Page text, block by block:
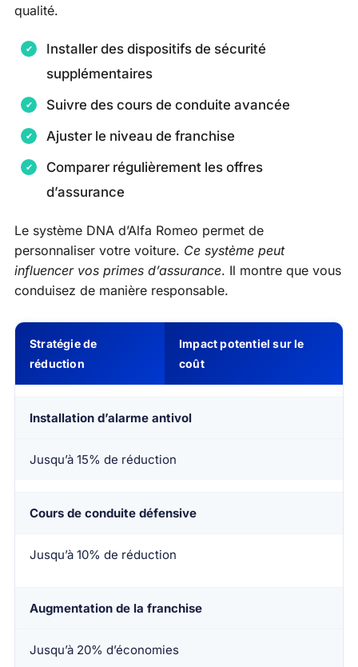
qualité.
Installer des dispositifs de sécurité
supplémentaires
Suivre des cours de conduite avancée
Ajuster le niveau de franchise
Comparer régulièrement les offres
d’assurance
Le système DNA d’Alfa Romeo permet de
personnaliser votre voiture. Ce système peut
influencer vos primes d’assurance. Il montre que vous
conduisez de manière responsable.
Stratégie de
réduction
Impact potentiel sur le
coût
Installation d’alarme antivol
Jusqu’à 15% de réduction
Cours de conduite défensive
Jusqu’à 10% de réduction
Augmentation de la franchise
Jusqu’à 20% d’économies